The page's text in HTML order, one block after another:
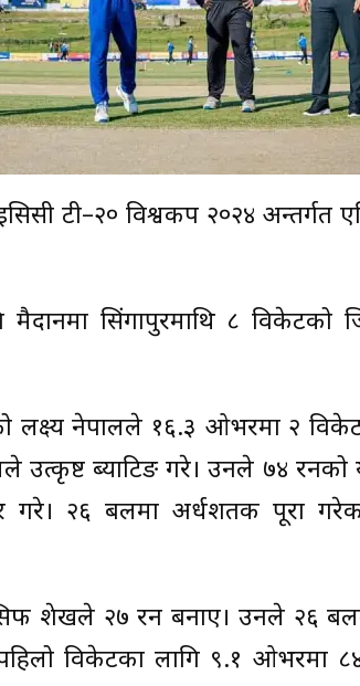
टी–२० विश्वकप २०२४ अन्तर्गत
मैदानमा सिंगापुरमाथि ८
लक्ष्य नेपालले १६.३ ओभरमा २
ब्याटिङ गरे। उनले ७४ रनको
गरे। २६ बलमा अर्धशतक पूरा
शेखले २७ रन बनाए। उनले २६
विकेटका लागि ९.१ ओभरमा ८४